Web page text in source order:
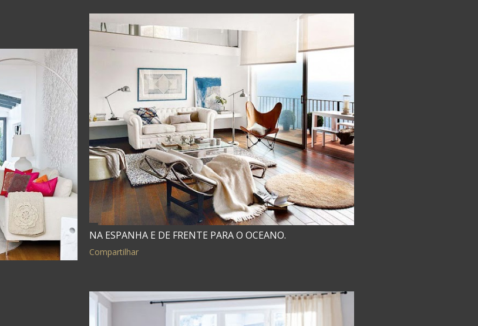
NA ESPANHA E DE FRENTE PARA O OCEANO.
Compartilhar